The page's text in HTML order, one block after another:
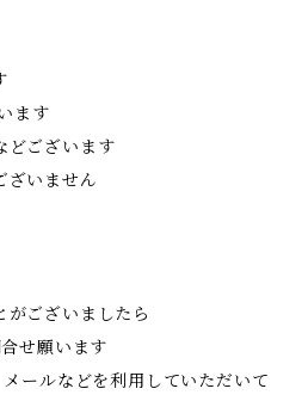
ます
どございます
ざいません
がございましたら
せ願います
ールなどを利用していただいて